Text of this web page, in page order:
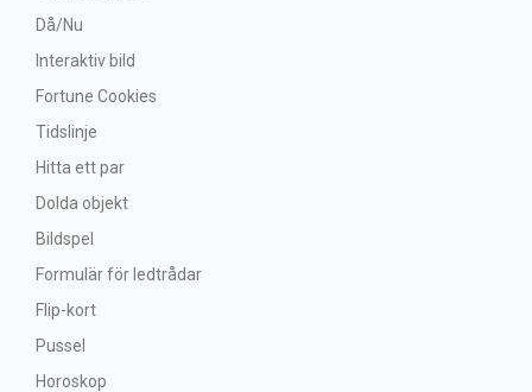
Då/Nu
Interaktiv bild
Fortune Cookies
Tidslinje
Hitta ett par
Dolda objekt
Bildspel
Formulär för ledtrådar
Flip-kort
Pussel
Horoskop